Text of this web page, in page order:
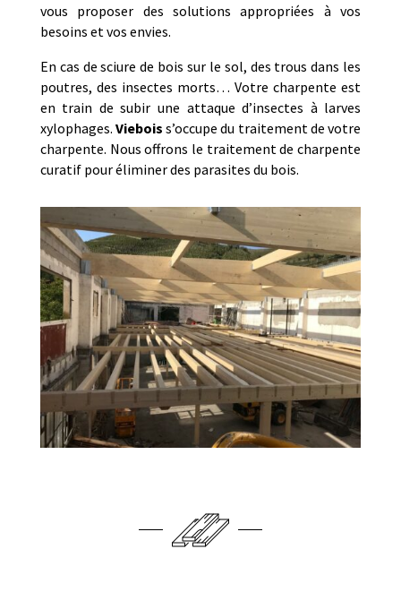
vous proposer des solutions appropriées à vos
besoins et vos envies.
En cas de sciure de bois sur le sol, des trous dans les
poutres, des insectes morts… Votre charpente est
en train de subir une attaque d’insectes à larves
xylophages.Viebois s’occupe du traitement de votre
charpente. Nous offrons le traitement de charpente
curatif pour éliminer des parasites du bois.